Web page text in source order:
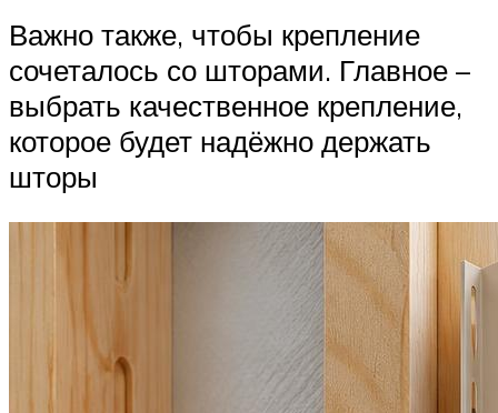
Важно также, чтобы крепление
сочеталось со шторами. Главное –
выбрать качественное крепление,
которое будет надёжно держать
шторы